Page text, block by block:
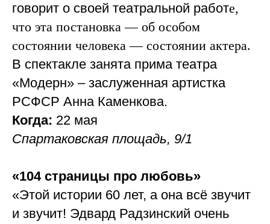
говорит о своей театральной работе,
что эта постановка — об особом
состоянии человека — состоянии актера.
В спектакле занята прима театра
«Модерн» – заслуженная артистка
РСФСР Анна Каменкова.
Когда: 22 мая
Спартаковская площадь, 9/1
«104 страницы про любовь»
«Этой истории 60 лет, а она всё звучит
и звучит! Эдвард Радзинский очень